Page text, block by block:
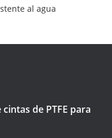
al agua
de PTFE para